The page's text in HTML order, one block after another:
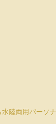
陸両用パーソ